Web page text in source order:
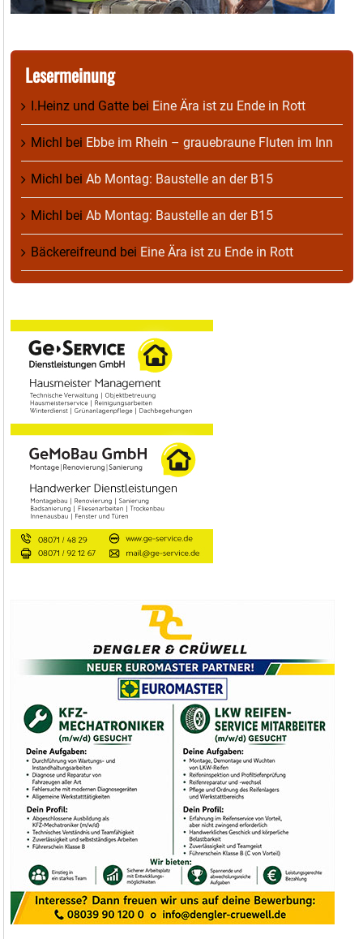
Lesermeinung
I.Heinz und Gatte bei Eine Ära ist zu Ende in Rott
Michl bei Ebbe im Rhein – grauebraune Fluten im Inn
Michl bei Ab Montag: Baustelle an der B15
Michl bei Ab Montag: Baustelle an der B15
Bäckereifreund bei Eine Ära ist zu Ende in Rott